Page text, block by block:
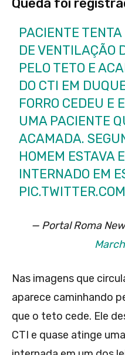
Queda foi
PACIENTE
DE VENTILAÇÃO
PELO TETO E
DO CTI EM
FORRO CEDEU E
UMA PACIENTE
ACAMADA.
HOMEM ESTAVA
INTERNADO EM
— Portal Roma
Nas imagens que
aparece caminhando
que o teto cede. Ele
CTI e quase atinge